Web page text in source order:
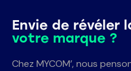
Envie de révéler
votre marque ?
Chez MYCOM’, nous